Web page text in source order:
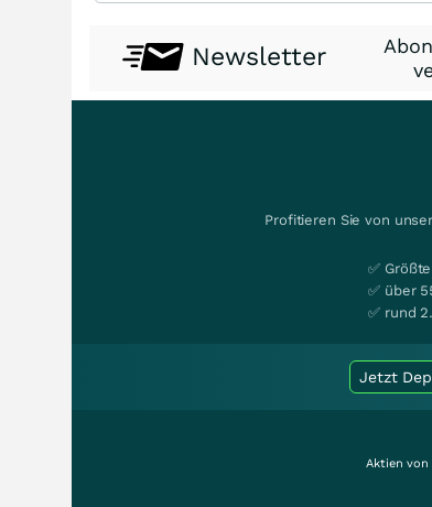
Newsletter
Profitieren Sie von
✅
✅ über
✅ rund
Jetzt
Aktien von